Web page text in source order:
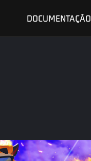
DOCUMENTAÇÃO